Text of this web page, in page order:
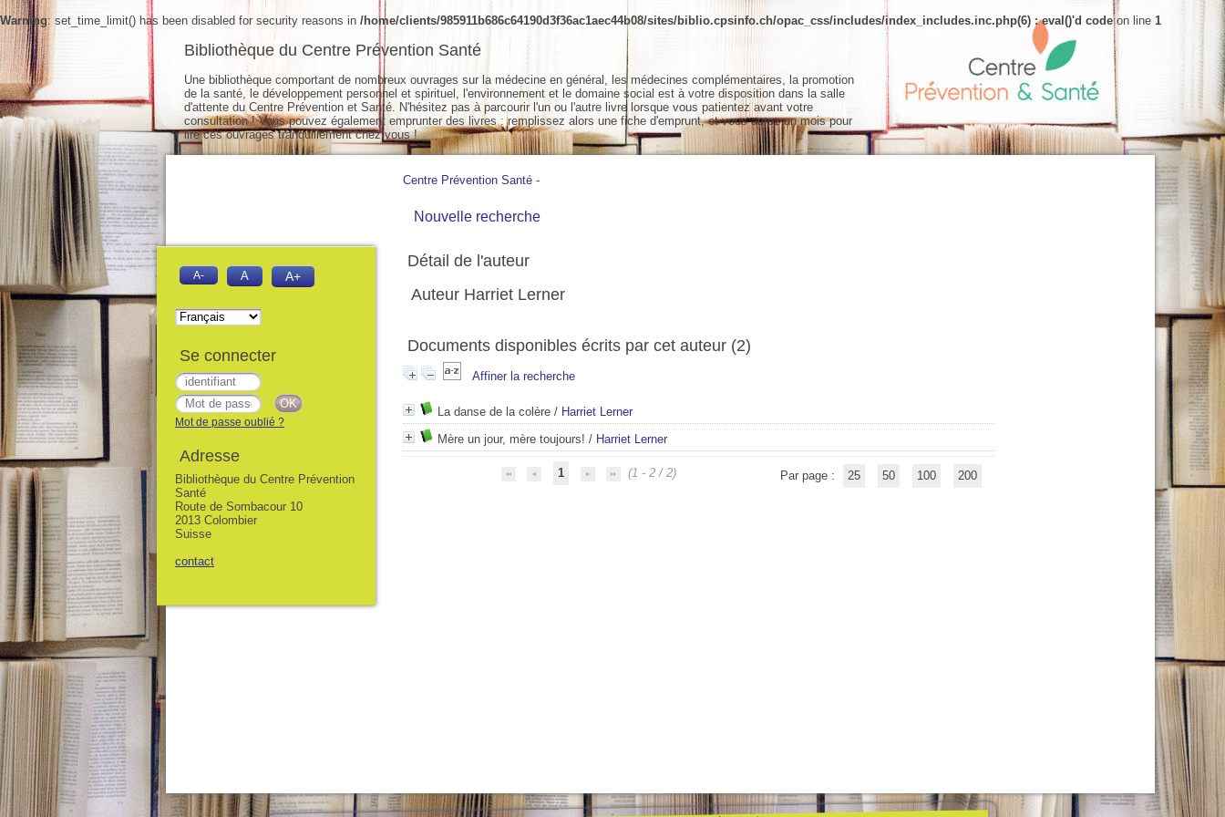
Warning: set_time_limit() has been disabled for security reasons in /home/clients/985911b686c64190d3f36ac1aec44b08/sites/biblio.cpsinfo.ch/opac_css/includes/index_includes.inc.php(6) : eval()'d codeon line 1
Centre Prévention Santé -
Nouvelle recherche
Détail de l'auteur
Auteur Harriet Lerner
Documents disponibles écrits par cet auteur (2)
Affiner la recherche
La danse de la colère / Harriet Lerner
Mère un jour, mère toujours! / Harriet Lerner
1 (1 - 2 / 2) Par page : 25 50 100 200
Bibliothèque du Centre Prévention Santé
Une bibliothèque comportant de nombreux ouvrages sur la médecine en général, les médecines complémentaires, la promotion
de la santé, le développement personnel et spirituel, l'environnement et le domaine social est à votre disposition dans la salle
d'attente du Centre Prévention et Santé. N'hésitez pas à parcourir l'un ou l'autre livre lorsque vous patientez avant votre
consultation ! Vous pouvez également emprunter des livres : remplissez alors une fiche d'emprunt, et vous aurez un mois pour
lire ces ouvrages tranquillement chez vous !
A- A A+
Se connecter
Mot de passe oublié ?
Adresse
Bibliothèque du Centre Prévention
Santé
Route de Sombacour 10
2013 Colombier
Suisse
contact